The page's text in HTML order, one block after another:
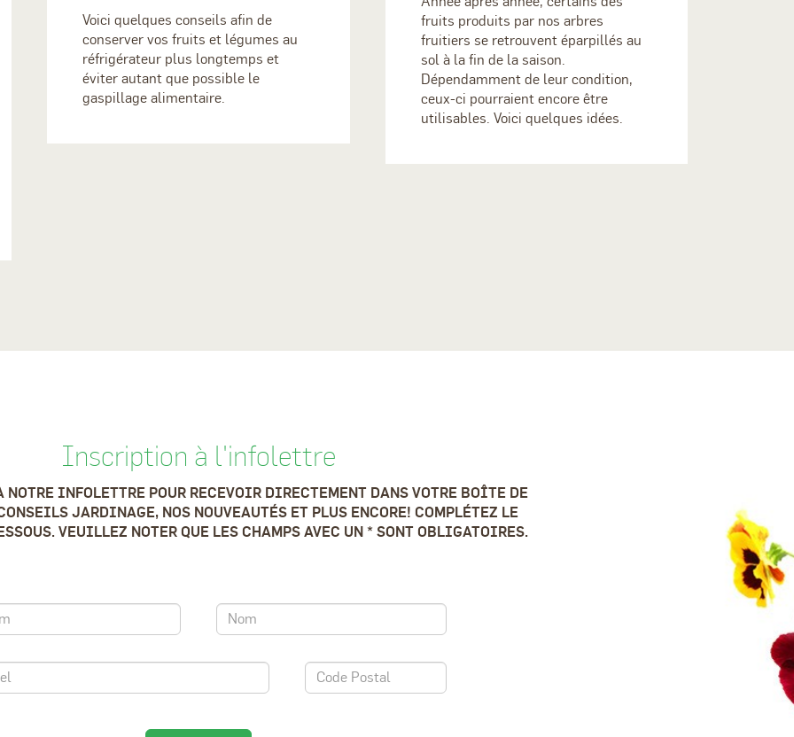
Voici quelques conseils afin de
conserver vos fruits et légumes au
réfrigérateur plus longtemps et
éviter autant que possible le
gaspillage alimentaire.
fruits produits par nos arbres
fruitiers se retrouvent éparpillés au
sol à la fin de la saison.
Dépendamment de leur condition,
ceux-ci pourraient encore être
utilisables. Voici quelques idées.
Inscription à l'infolettre
INFOLETTRE POUR RECEVOIR DIRECTEMENT DANS VOTRE BOÎTE DE
JARDINAGE, NOS NOUVEAUTÉS ET PLUS ENCORE! COMPLÉTEZ LE
VEUILLEZ NOTER QUE LES CHAMPS AVEC UN * SONT OBLIGATOIRES.